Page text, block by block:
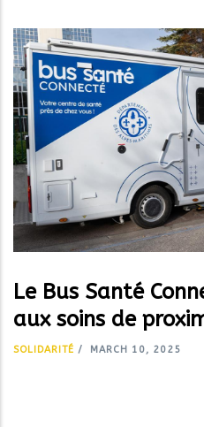
Le Bus Santé
aux soins de
SOLIDARITÉ / MARCH 10, 2025